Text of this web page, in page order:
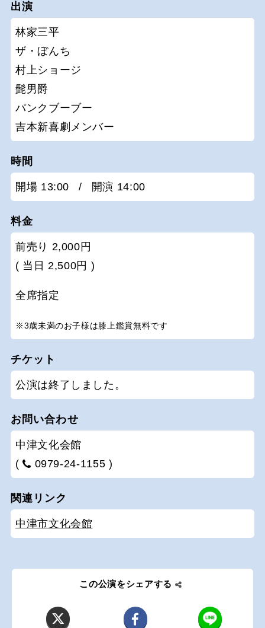
出演
林家三平
ザ・ぼんち
村上ショージ
髭男爵
パンクブーブー
吉本新喜劇メンバー
時間
開場 13:00 / 開演 14:00
料金
前売り 2,000円
( 当日 2,500円 )
全席指定
※3歳未満のお子様は膝上鑑賞無料です
チケット
公演は終了しました。
お問い合わせ
中津文化会館
(
0979-24-1155 )
関連リンク
中津市文化会館
この公演をシェアする